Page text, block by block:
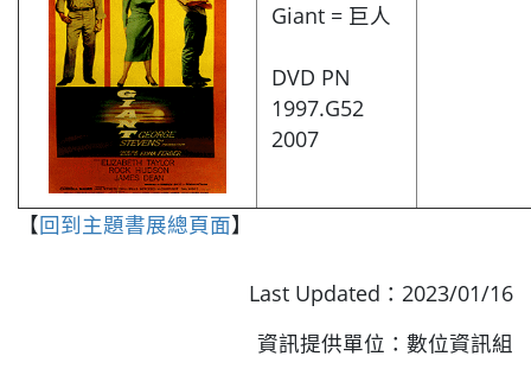
Giant = 巨人
DVD PN
1997.G52
2007
【回到主題書展總頁面】
Last Updated：2023/01/16
資訊提供單位：數位資訊組